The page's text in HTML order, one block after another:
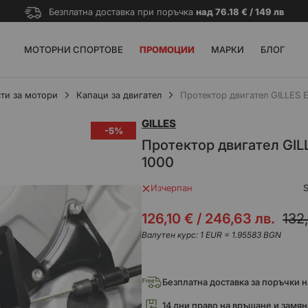
Безплатна доставка при поръчка над 76.18 € / 149 лв
МОТОРНИ СПОРТОВЕ ПРОМОЦИИ МАРКИ БЛОГ
за мотори Капаци за двигател Протектор двигател GILLES
-5%
Протектор двигател
1000
GILLES
Изчерпан
Промо
цена
126,10 € / 246,63 лв.
Валутен курс: 1 EUR = 1.95583 BGN
Безплатна доставка за поръчки
14 дни право на връщане и